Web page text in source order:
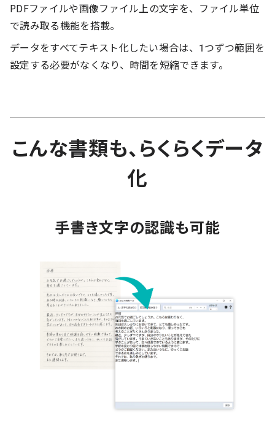
PDFファイルや画像ファイル上の文字を、ファイル単位
で読み取る機能を搭載。
データをすべてテキスト化したい場合は、1つずつ範囲を
設定する必要がなくなり、時間を短縮できます。
こんな書類も、らくらくデータ
化
手書き文字の認識も可能